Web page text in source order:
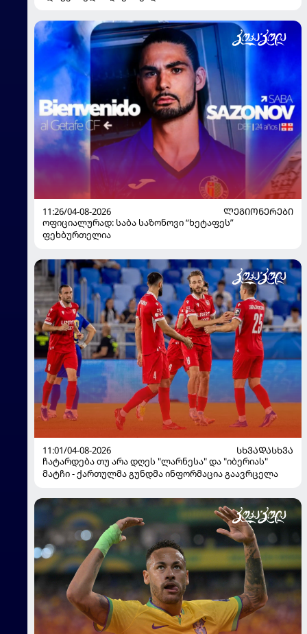
11:26/04-08-2026
ᲚᲔᲒᲘᲝᲜᲔᲠᲔᲑᲘ
ოფიციალურად: საბა საზონოვი “ხეტაფეს”
ფეხბურთელია
11:01/04-08-2026
ᲡᲮᲕᲐᲓᲐᲡᲮᲕᲐ
ჩატარდება თუ არა დღეს "ლარნესა" და "იბერიას"
მატჩი - ქართულმა გუნდმა ინფორმაცია გაავრცელა